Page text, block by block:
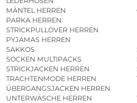
MÄNTEL HERREN
PARKA HERREN
STRICKPULLOVER HERREN
PYJAMAS HERREN
SAKKOS
SOCKEN MULTIPACKS
STRICKJACKEN HERREN
TRACHTENMODE HERREN
ÜBERGANGSJACKEN HERREN
UNTERWÄSCHE HERREN